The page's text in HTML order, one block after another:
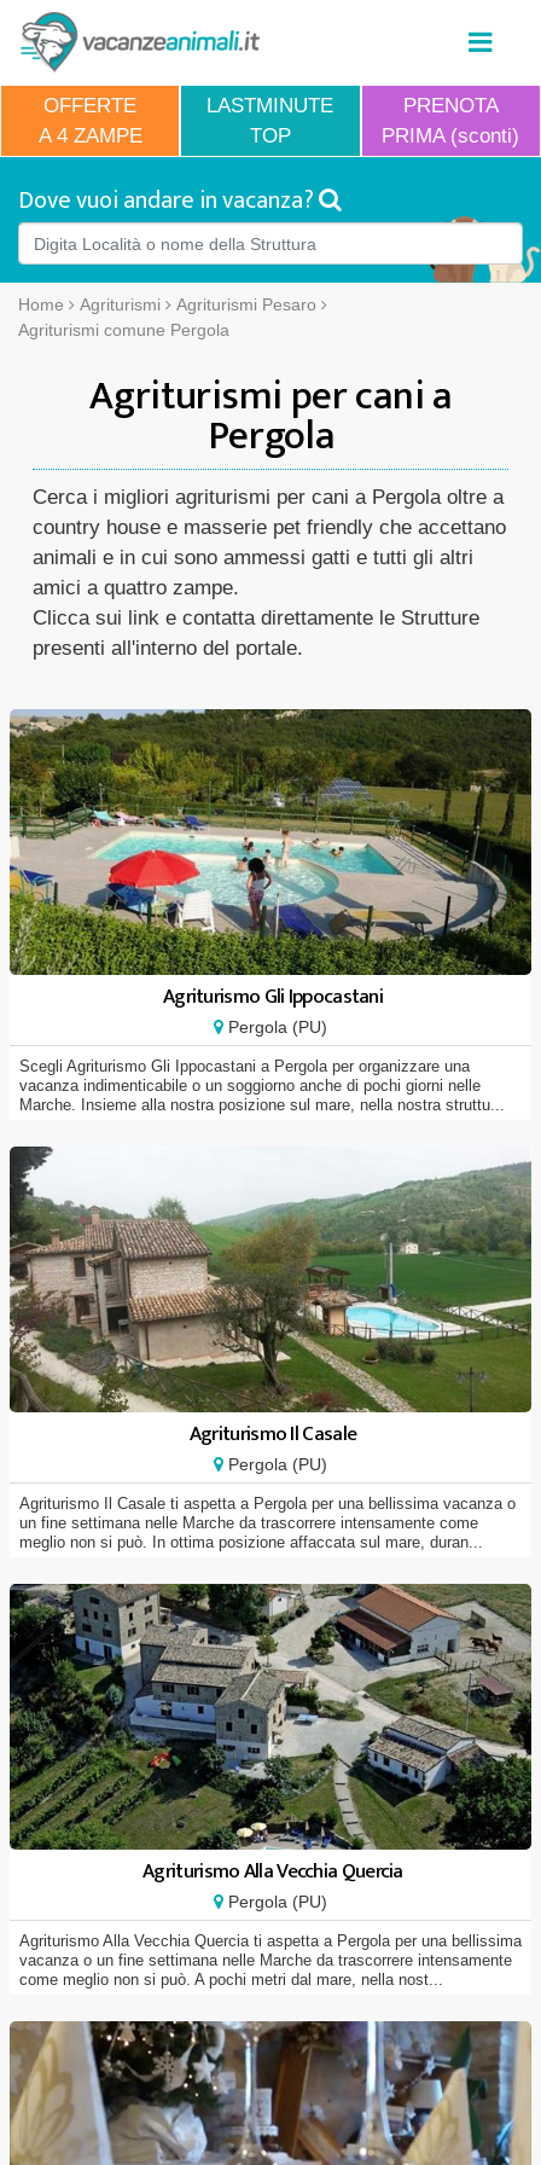
OFFERTE
A 4 ZAMPE
LASTMINUTE
TOP
PRENOTA
PRIMA (sconti)
Dove vuoi andare in vacanza?
Home Agriturismi
Agriturismi Pesaro
Agriturismi comune Pergola
Agriturismi per cani a
Pergola
Cerca i migliori agriturismi per cani a Pergola oltre a
country house e masserie pet friendly che accettano
animali e in cui sono ammessi gatti e tutti gli altri
amici a quattro zampe.
Clicca sui link e contatta direttamente le Strutture
presenti all'interno del portale.
Agriturismo Gli Ippocastani
Pergola (PU)
Scegli Agriturismo Gli Ippocastani a Pergola per organizzare una
vacanza indimenticabile o un soggiorno anche di pochi giorni nelle
Marche. Insieme alla nostra posizione sul mare, nella nostra struttu...
Agriturismo Il Casale
Pergola (PU)
Agriturismo Il Casale ti aspetta a Pergola per una bellissima vacanza o
un fine settimana nelle Marche da trascorrere intensamente come
meglio non si può. In ottima posizione affaccata sul mare, duran...
Agriturismo Alla Vecchia Quercia
Pergola (PU)
Agriturismo Alla Vecchia Quercia ti aspetta a Pergola per una bellissima
vacanza o un fine settimana nelle Marche da trascorrere intensamente
come meglio non si può. A pochi metri dal mare, nella nost...